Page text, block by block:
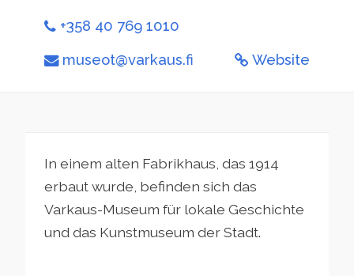
+358 40 769 1010
museot@varkaus.fi Website
In einem alten Fabrikhaus, das 1914
erbaut wurde, befinden sich das
Varkaus-Museum für lokale Geschichte
und das Kunstmuseum der Stadt.